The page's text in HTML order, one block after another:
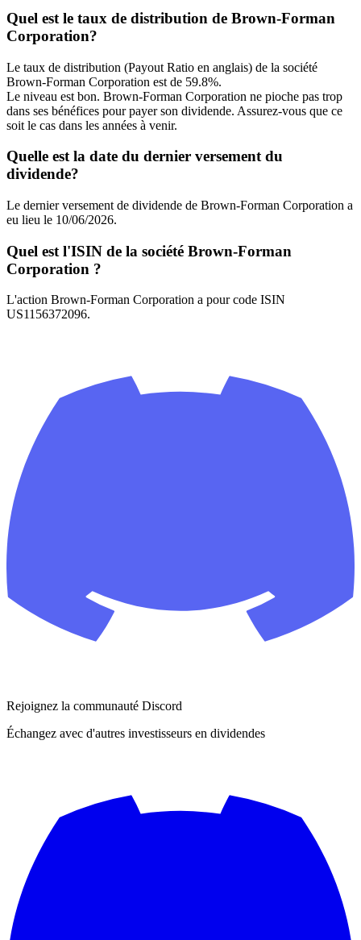
Quel est le taux de distribution de Brown-Forman
Corporation?
Le taux de distribution (Payout Ratio en anglais) de la société
Brown-Forman Corporation est de 59.8%.
Le niveau est bon. Brown-Forman Corporation ne pioche pas trop
dans ses bénéfices pour payer son dividende. Assurez-vous que ce
soit le cas dans les années à venir.
Quelle est la date du dernier versement du
dividende?
Le dernier versement de dividende de Brown-Forman Corporation a
eu lieu le 10/06/2026.
Quel est l'ISIN de la société Brown-Forman
Corporation ?
L'action Brown-Forman Corporation a pour code ISIN
US1156372096.
Rejoignez la communauté Discord
Échangez avec d'autres investisseurs en dividendes